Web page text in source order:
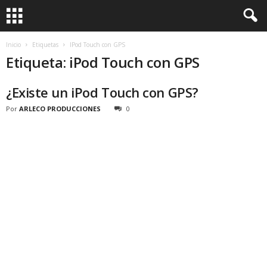
Inicio Etiquetas IPod Touch con GPS
Etiqueta: iPod Touch con GPS
¿Existe un iPod Touch con GPS?
Por ARLECO PRODUCCIONES 0